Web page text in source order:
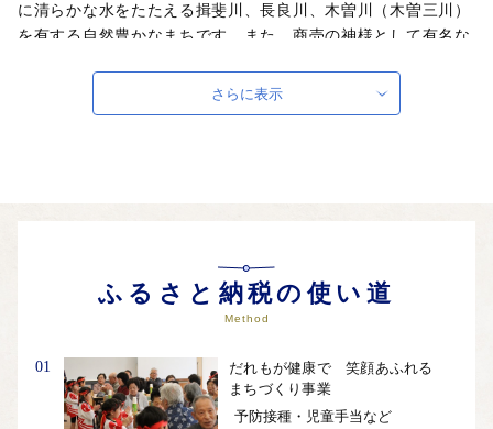
に清らかな水をたたえる揖斐川、長良川、木曽川（木曽三川）
を有する自然豊かなまちです。また、商売の神様として有名な
拝者が訪れる人気の観光スポットです。本市では、恵まれた自
然環境の中で、安心して子育てができ、働き、生活ができる
自治体ホームページは こちら（外部サイト）
外部サイトへ遷移します。
さらに表示
ふるさと納税の使い道
Method
01
だれもが健康で 笑顔あふれる
まちづくり事業
予防接種・児童手当など